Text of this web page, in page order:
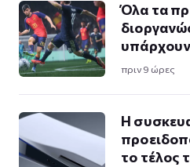
Όλα τα
πριν 9 ώρες
Η
το τέλος